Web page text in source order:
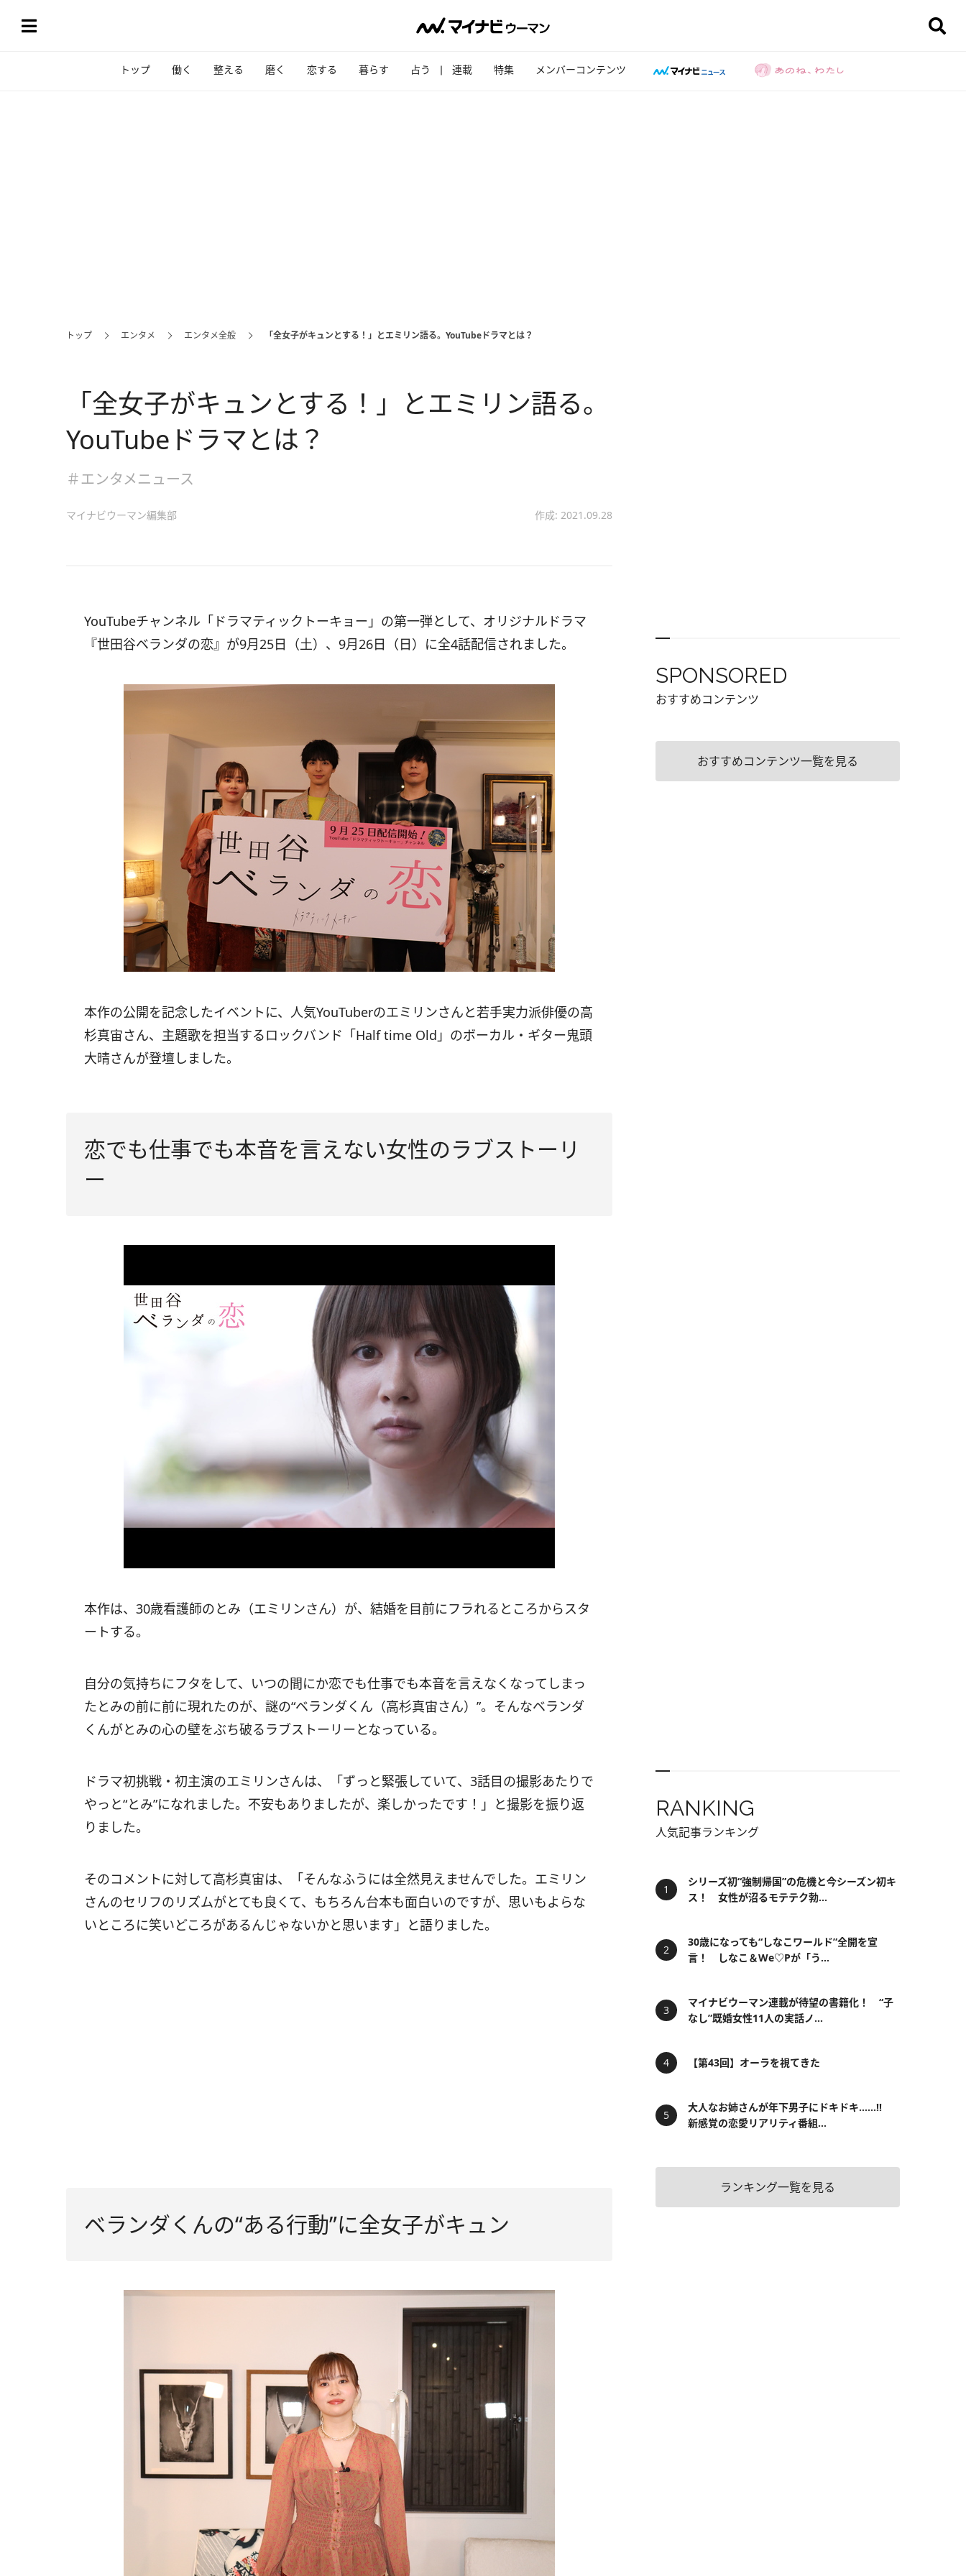
トップ 働く 整える 磨く 恋する 暮らす 占う 連載 特集 メンバーコンテンツ
トップ エンタメ エンタメ全般 「全女子がキュンとする！」とエミリン語る。YouTubeドラマとは？
「全女子がキュンとする！」とエミリン語る。
YouTubeドラマとは？
＃エンタメニュース
マイナビウーマン編集部 作成: 2021.09.28
YouTubeチャンネル「ドラマティックトーキョー」の第一弾として、オリジナルドラマ
『世田谷ベランダの恋』が9月25日（土）、9月26日（日）に全4話配信されました。
本作の公開を記念したイベントに、人気YouTuberのエミリンさんと若手実力派俳優の高
杉真宙さん、主題歌を担当するロックバンド「Half time Old」のボーカル・ギター鬼頭
大晴さんが登壇しました。
恋でも仕事でも本音を言えない女性のラブストーリ
ー
本作は、30歳看護師のとみ（エミリンさん）が、結婚を目前にフラれるところからスタ
ートする。
自分の気持ちにフタをして、いつの間にか恋でも仕事でも本音を言えなくなってしまっ
たとみの前に前に現れたのが、謎の“ベランダくん（高杉真宙さん）”。そんなベランダ
くんがとみの心の壁をぶち破るラブストーリーとなっている。
ドラマ初挑戦・初主演のエミリンさんは、「ずっと緊張していて、3話目の撮影あたりで
やっと“とみ”になれました。不安もありましたが、楽しかったです！」と撮影を振り返
りました。
そのコメントに対して高杉真宙は、「そんなふうには全然見えませんでした。エミリン
さんのセリフのリズムがとても良くて、もちろん台本も面白いのですが、思いもよらな
いところに笑いどころがあるんじゃないかと思います」と語りました。
ベランダくんの“ある行動”に全女子がキュン
SPONSORED
おすすめコンテンツ
おすすめコンテンツ一覧を見る
RANKING
人気記事ランキング
シリーズ初“強制帰国”の危機と今シーズン初キ
ス！ 女性が沼るモテテク勃...
30歳になっても“しなこワールド”全開を宣
言！ しなこ＆We♡Pが「う...
マイナビウーマン連載が待望の書籍化！ “子
なし”既婚女性11人の実話ノ...
【第43回】オーラを視てきた
大人なお姉さんが年下男子にドキドキ……!!
新感覚の恋愛リアリティ番組...
ランキング一覧を見る